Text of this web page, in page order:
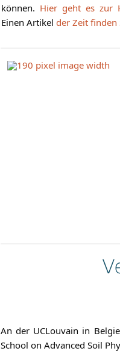
können. Hier geht es zur
Einen Artikel der Zeit finden
An der UCLouvain in
School on Advanced Soil